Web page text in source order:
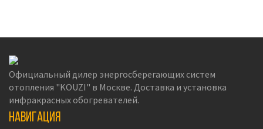
Официальный дилер энергосберегающих систем
отопления "KOUZI" в Москве. Доставка и установка
инфракрасных обогревателей.
Навигация